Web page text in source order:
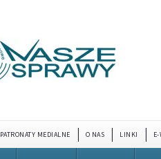
PATRONATY MEDIALNE O NAS LINKI